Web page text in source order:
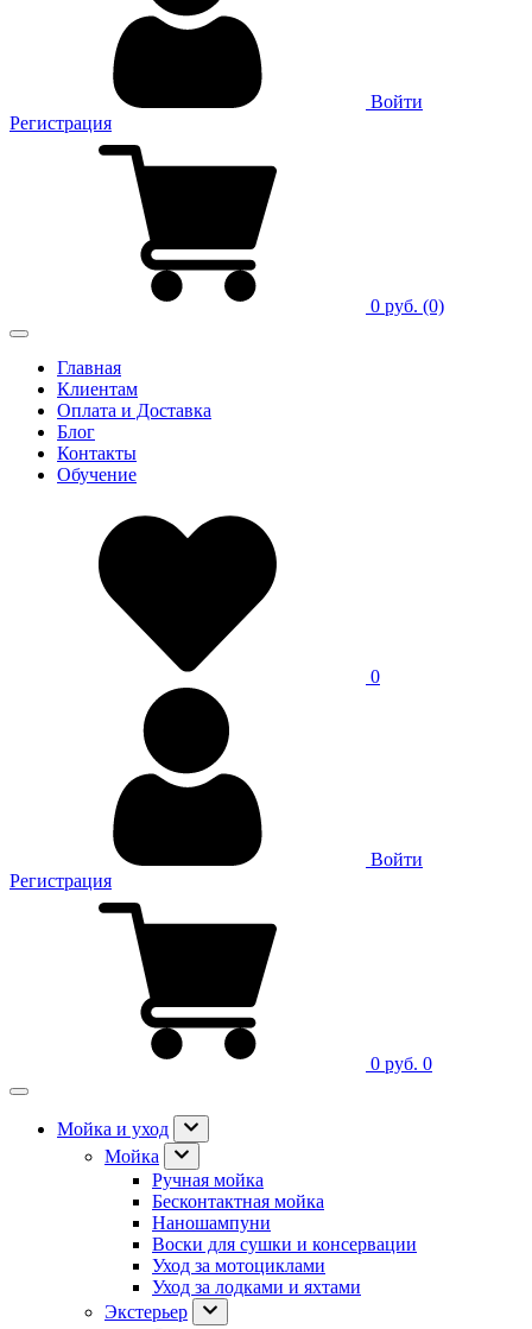
Войти
Регистрация
0 руб. (0)
Главная
Клиентам
Оплата и Доставка
Блог
Контакты
Обучение
0
Войти
Регистрация
0 руб. 0
Мойка и уход
Мойка
Ручная мойка
Бесконтактная мойка
Наношампуни
Воски для сушки и консервации
Уход за мотоциклами
Уход за лодками и яхтами
Экстерьер